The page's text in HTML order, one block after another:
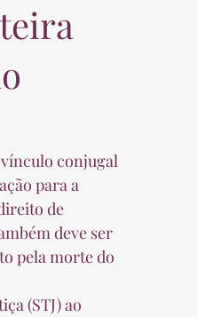
para a
de
deve ser
pela morte do